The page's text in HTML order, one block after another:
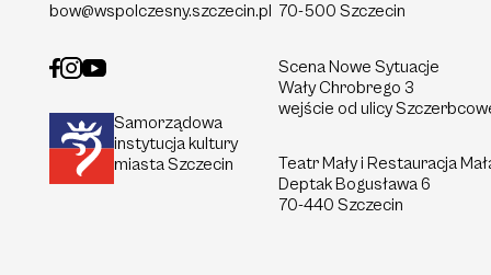
bow@wspolczesny.szczecin.pl
Samorządowa
instytucja kultury
miasta Szczecin
70-500 Szczecin
Scena Nowe Sytuacje
Wały Chrobrego 3
wejście od ulicy
Teatr Mały i Restauracja
Deptak Bogusława 6
70-440 Szczecin